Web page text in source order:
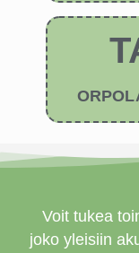
Voit tukea
joko yleisiin